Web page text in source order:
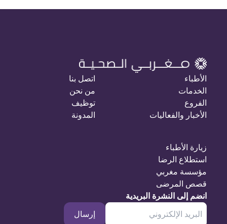
الأطباء
الخدمات
الفروع
الأخبار والفعاليات
اتصل بنا
من نحن
توظيف
المدونة
زيارة الأطباء
استطلاع الرضا
مؤسسة مغربي
قصص المرضى
انضم إلى النشرة البريدية
إرسال